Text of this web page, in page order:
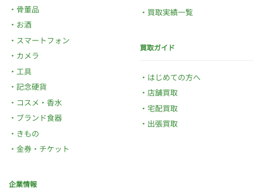
骨董品
お酒
スマートフォン
カメラ
工具
記念硬貨
コスメ・香水
ブランド食器
きもの
金券・チケット
買取実績一覧
買取ガイド
はじめての方へ
店舗買取
宅配買取
出張買取
企業情報